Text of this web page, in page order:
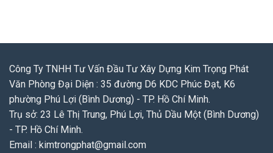
Công Ty TNHH Tư Vấn Đầu Tư Xây Dựng Kim Trọng Phát
Văn Phòng Đại Diện : 35 đường D6 KDC Phúc Đạt, K6
phường Phú Lợi (Bình Dương) - TP. Hồ Chí Minh.
Trụ sở: 23 Lê Thị Trung, Phú Lợi, Thủ Dầu Một (Bình Dương)
- TP. Hồ Chí Minh.
Email : kimtrongphat@gmail.com